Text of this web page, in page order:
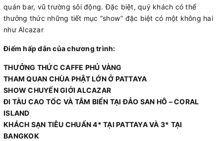
quán bar, vũ trường sôi động. Đặc biệt, quý khách có thể
thưởng thức những tiết mục “show” đặc biệt có một không hai
như Alcazar
Điểm hấp dẫn của chương trình:
THƯỞNG THỨC CAFFE PHỦ VÀNG
THAM QUAN CHÙA PHẬT LỚN Ở PATTAYA
SHOW CHUYỂN GIỚI ALCAZAR
ĐI TÀU CAO TỐC VÀ TẮM BIỂN TẠI ĐẢO SAN HÔ – CORAL
ISLAND
KHÁCH SẠN TIÊU CHUẨN 4* TẠI PATTAYA VÀ 3* TẠI
BANGKOK